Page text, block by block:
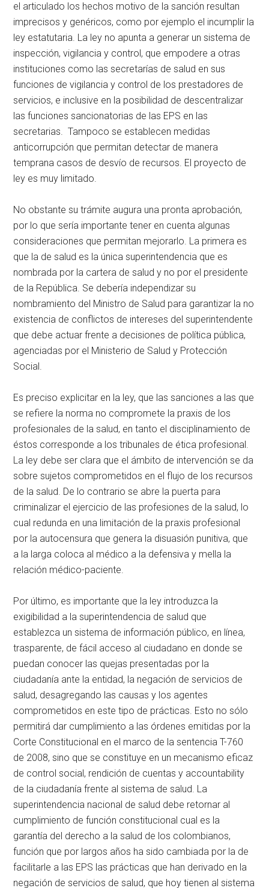
el articulado los hechos motivo de la sanción resultan
imprecisos y genéricos, como por ejemplo el incumplir la
ley estatutaria. La ley no apunta a generar un sistema de
inspección, vigilancia y control, que empodere a otras
instituciones como las secretarías de salud en sus
funciones de vigilancia y control de los prestadores de
servicios, e inclusive en la posibilidad de descentralizar
las funciones sancionatorias de las EPS en las
secretarias. Tampoco se establecen medidas
anticorrupción que permitan detectar de manera
temprana casos de desvío de recursos. El proyecto de
ley es muy limitado.
No obstante su trámite augura una pronta aprobación,
por lo que sería importante tener en cuenta algunas
consideraciones que permitan mejorarlo. La primera es
que la de salud es la única superintendencia que es
nombrada por la cartera de salud y no por el presidente
de la República. Se debería independizar su
nombramiento del Ministro de Salud para garantizar la no
existencia de conflictos de intereses del superintendente
que debe actuar frente a decisiones de política pública,
agenciadas por el Ministerio de Salud y Protección
Social.
Es preciso explicitar en la ley, que las sanciones a las que
se refiere la norma no compromete la praxis de los
profesionales de la salud, en tanto el disciplinamiento de
éstos corresponde a los tribunales de ética profesional.
La ley debe ser clara que el ámbito de intervención se da
sobre sujetos comprometidos en el flujo de los recursos
de la salud. De lo contrario se abre la puerta para
criminalizar el ejercicio de las profesiones de la salud, lo
cual redunda en una limitación de la praxis profesional
por la autocensura que genera la disuasión punitiva, que
a la larga coloca al médico a la defensiva y mella la
relación médico-paciente.
Por último, es importante que la ley introduzca la
exigibilidad a la superintendencia de salud que
establezca un sistema de información público, en línea,
trasparente, de fácil acceso al ciudadano en donde se
puedan conocer las quejas presentadas por la
ciudadanía ante la entidad, la negación de servicios de
salud, desagregando las causas y los agentes
comprometidos en este tipo de prácticas. Esto no sólo
permitirá dar cumplimiento a las órdenes emitidas por la
Corte Constitucional en el marco de la sentencia T-760
de 2008, sino que se constituye en un mecanismo eficaz
de control social, rendición de cuentas y accountability
de la ciudadanía frente al sistema de salud. La
superintendencia nacional de salud debe retornar al
cumplimiento de función constitucional cual es la
garantía del derecho a la salud de los colombianos,
función que por largos años ha sido cambiada por la de
facilitarle a las EPS las prácticas que han derivado en la
negación de servicios de salud, que hoy tienen al sistema